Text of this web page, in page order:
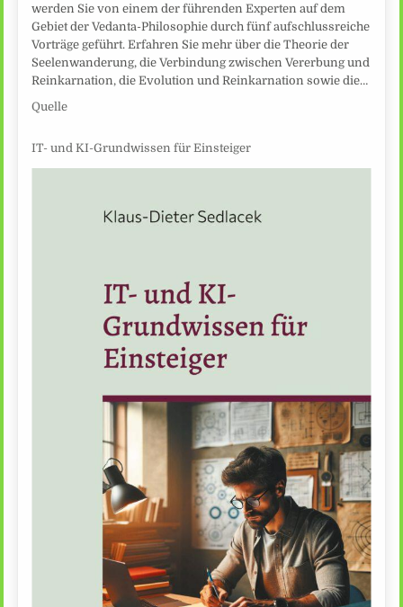
werden Sie von einem der führenden Experten auf dem
Gebiet der Vedanta-Philosophie durch fünf aufschlussreiche
Vorträge geführt. Erfahren Sie mehr über die Theorie der
Seelenwanderung, die Verbindung zwischen Vererbung und
Reinkarnation, die Evolution und Reinkarnation sowie die…
Quelle
IT- und KI-Grundwissen für Einsteiger